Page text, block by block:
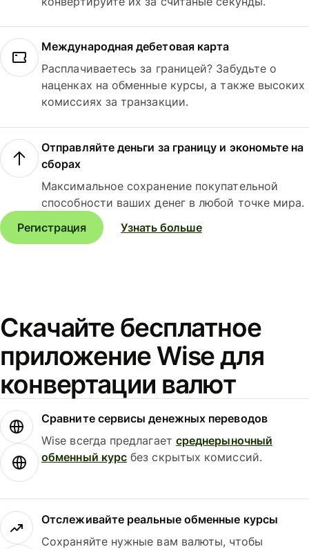
Международная дебетовая карта
Расплачиваетесь за границей? Забудьте о
наценках на обменные курсы, а также высоких
комиссиях за транзакции.
Отправляйте деньги за границу и экономьте на
сборах
Максимальное сохранение покупательной
способности ваших денег в любой точке мира.
Регистрация
Узнать больше
Скачайте бесплатное
приложение Wise для
конвертации валют
Сравните сервисы денежных переводов
Wise всегда предлагает среднерыночный
обменный курс без скрытых комиссий.
Отслеживайте реальные обменные курсы
Сохраняйте нужные вам валюты, чтобы